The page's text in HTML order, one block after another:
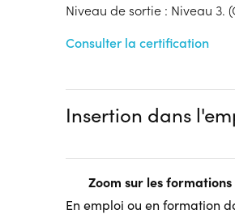
Niveau de sortie : Niveau 3.
Consulter la certification
Insertion dans
Zoom sur les
En emploi ou en formation